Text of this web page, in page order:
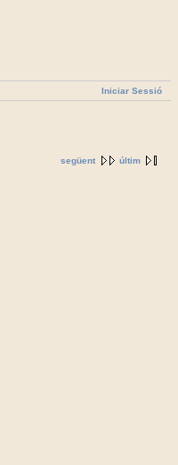
Iniciar Sessió
següent últim